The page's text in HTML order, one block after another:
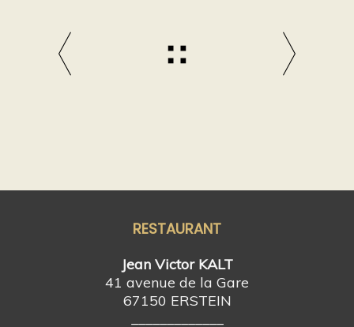
RESTAURANT
Jean Victor KALT
41 avenue de la Gare
67150 ERSTEIN